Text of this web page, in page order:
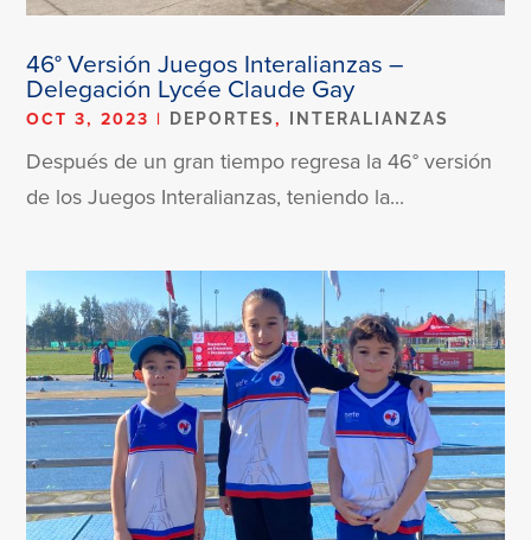
46° Versión Juegos Interalianzas –
Delegación Lycée Claude Gay
OCT 3, 2023 | DEPORTES, INTERALIANZAS
Después de un gran tiempo regresa la 46° versión
de los Juegos Interalianzas, teniendo la...